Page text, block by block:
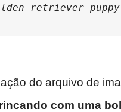
retriever
do arquivo de
com uma